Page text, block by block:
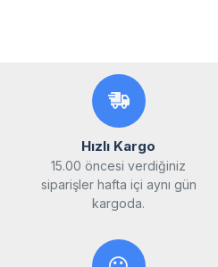
Hızlı Kargo
15.00 öncesi verdiğiniz
siparişler hafta içi aynı gün
kargoda.